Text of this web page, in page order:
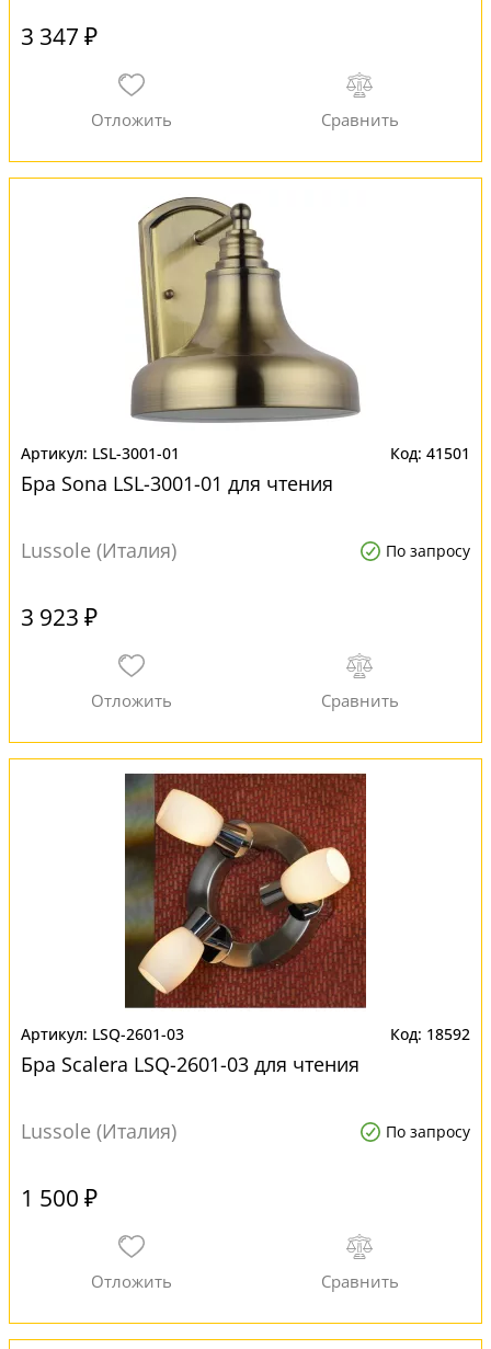
3 347 ₽
LSL-3001-01 41501
Бра Sona LSL-3001-01 для чтения
Lussole (Италия) По запросу
3 923 ₽
LSQ-2601-03 18592
Бра Scalera LSQ-2601-03 для чтения
Lussole (Италия) По запросу
1 500 ₽